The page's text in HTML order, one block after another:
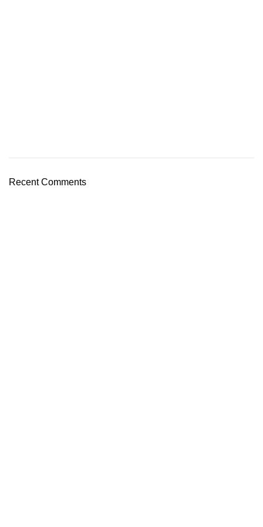
Recent Comments